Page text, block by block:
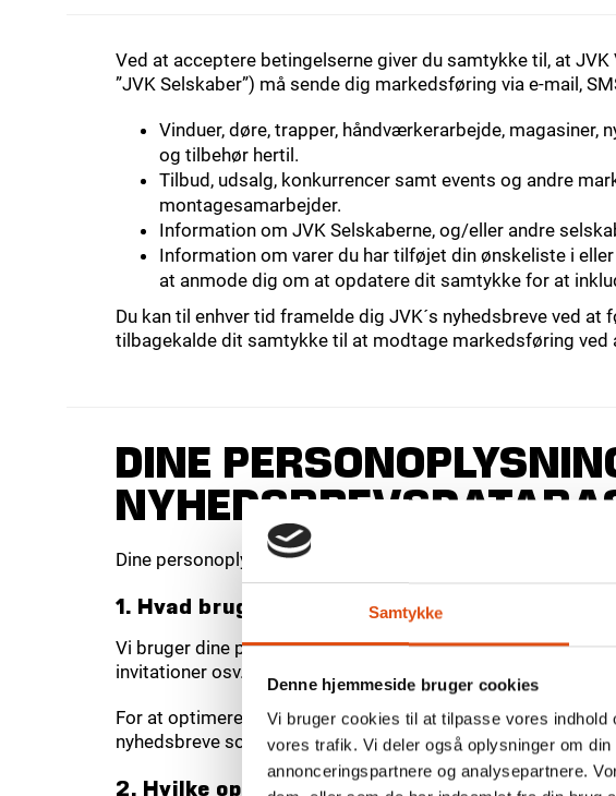
Samtykke
Denne hjemmeside bruger cookies
Vi bruger cookies til at tilpasse vores
vores trafik. Vi deler også oplysninger om
annonceringspartnere og analysepartnere.
Ved at acceptere betingelserne giver du samtykke til, at
”JVK Selskaber”) må sende dig markedsføring via e-mail,
Vinduer, døre, trapper, håndværkerarbejde,
og tilbehør hertil.
Tilbud, udsalg, konkurrencer samt events og andre
montagesamarbejder.
Information om JVK Selskaberne, og/eller andre
Information om varer du har tilføjet din ønskeliste i
at anmode dig om at opdatere dit samtykke for at
Du kan til enhver tid framelde dig JVK´s nyhedsbreve ved
tilbagekalde dit samtykke til at modtage markedsføring ved
DINE
Dine personoplysninger behandles i overensstemmelse
1. Hvad bruges dine oplysninger til?
Vi bruger dine personoplysninger til at administrere
invitationer osv.
For at optimere din shopping oplevelse bestræber vi os på
nyhedsbreve som f.eks. en ”sådan behandler du dit produkt”.
2. Hvilke oplysninger behandler vi om dig?